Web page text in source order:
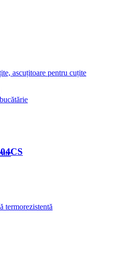
ascuțitoare pentru cuțite
termorezistentă